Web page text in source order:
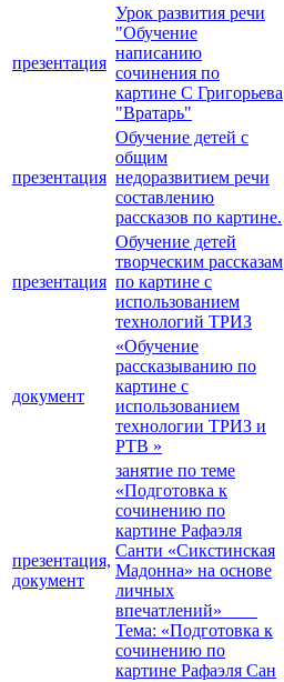
презентация
Урок развития речи
"Обучение
написанию
сочинения по
картине С Григорьева
"Вратарь"
презентация
Обучение детей с
общим
недоразвитием речи
составлению
рассказов по картине.
презентация
Обучение детей
творческим рассказам
по картине с
использованием
технологий ТРИЗ
документ
«Обучение
рассказыванию по
картине с
использованием
технологии ТРИЗ и
РТВ »
презентация,
документ
занятие по теме
«Подготовка к
сочинению по
картине Рафаэля
Санти «Сикстинская
Мадонна» на основе
личных
впечатлений»
Тема: «Подготовка к
сочинению по
картине Рафаэля Сан